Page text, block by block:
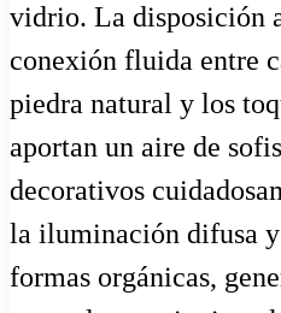
vidrio. La disposición
conexión fluida entre
piedra natural y los
aportan un aire de
decorativos
la iluminación difusa
formas orgánicas,